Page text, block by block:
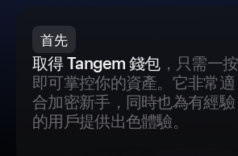
首先
取得 Tangem 錢包，只需一按
即可掌控你的資產。它非常適
合加密新手，同時也為有經驗
的用戶提供出色體驗。